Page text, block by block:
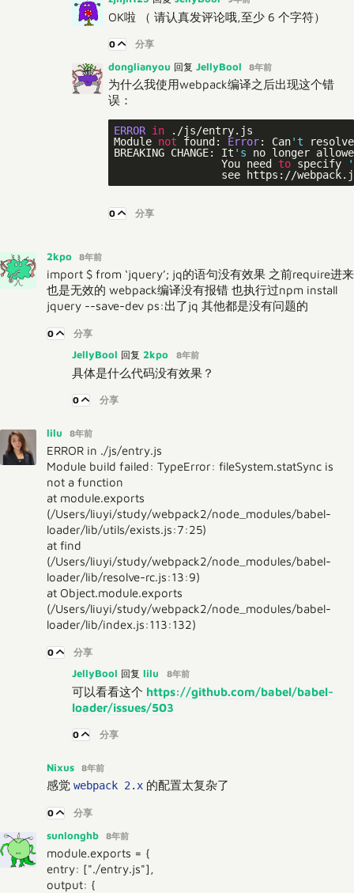
OK啦 （ 请认真发评论哦,至少 6 个字符）
0 分享
donglianyou 回复 JellyBool 8年前
为什么我使用webpack编译之后出现这个错
误：
ERROR in ./js/entry.js
Module not found: Error: Can't
BREAKING CHANGE: It 's no longer
                 You need
to specify
see https://
0 分享
2kpo 8年前
import $ from ‘jquery’; jq的语句没有效果 之前require进来
也是无效的 webpack编译没有报错 也执行过npm install
jquery --save-dev ps:出了jq 其他都是没有问题的
0 分享
JellyBool 回复 2kpo 8年前
具体是什么代码没有效果？
0 分享
lilu 8年前
ERROR in ./js/entry.js
Module build failed: TypeError: fileSystem.statSync is
not a function
at module.exports
(/Users/liuyi/study/webpack2/node_modules/babel-
loader/lib/utils/exists.js:7:25)
at find
(/Users/liuyi/study/webpack2/node_modules/babel-
loader/lib/resolve-rc.js:13:9)
at Object.module.exports
(/Users/liuyi/study/webpack2/node_modules/babel-
loader/lib/index.js:113:132)
0 分享
JellyBool 回复 lilu 8年前
可以看看这个 https://github.com/babel/babel-
loader/issues/503
0 分享
Nixus 8年前
感觉 webpack 2.x的配置太复杂了
0 分享
sunlonghb 8年前
module.exports = {
entry: ["./entry.js"],
output: {